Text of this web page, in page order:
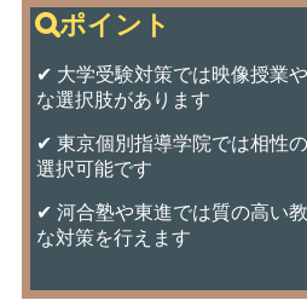
✔ 大学受験対策では映像授業
な選択肢があります
✔ 東京個別指導学院では相性
選択可能です
✔ 河合塾や東進では質の高い
な対策を行えます